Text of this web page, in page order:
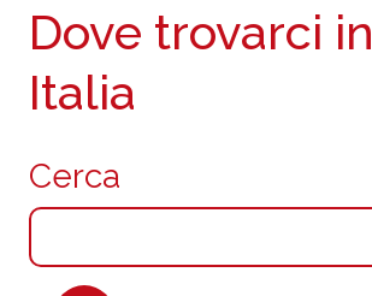
Cerca
Dove trovarci in
Italia